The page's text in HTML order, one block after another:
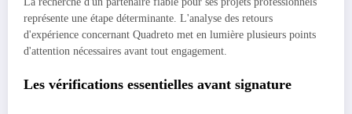
représente une étape déterminante. L'analyse des retours
d'expérience concernant Quadreto met en lumière plusieurs points
d'attention nécessaires avant tout engagement.
Les vérifications essentielles avant signature